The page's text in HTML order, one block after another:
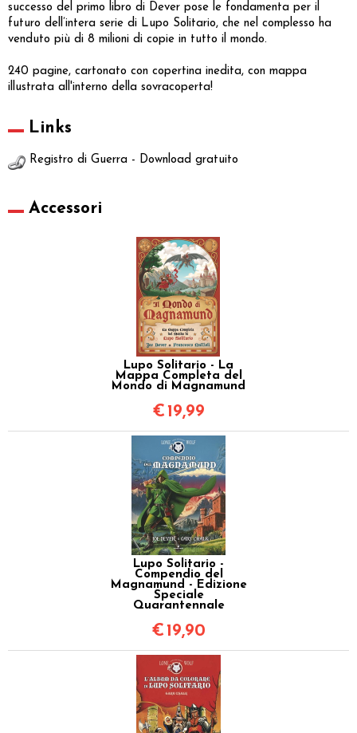
successo del primo libro di Dever pose le fondamenta per il
futuro dell’intera serie di Lupo Solitario, che nel complesso ha
venduto più di 8 milioni di copie in tutto il mondo.
240 pagine, cartonato con copertina inedita, con mappa
illustrata all'interno della sovracoperta!
Links
Registro di Guerra - Download gratuito
Accessori
Lupo Solitario - La
Mappa Completa del
Mondo di Magnamund
€ 19,99
Lupo Solitario -
Compendio del
Magnamund - Edizione
Speciale
Quarantennale
€ 19,90